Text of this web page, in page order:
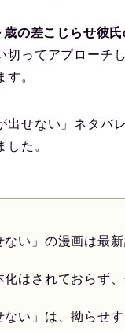
の差こじらせ彼
切ってアプローチ
。
出せない」ネタバ
た。
ない」の漫画は最
はされておらず
ない」は、拗らせ